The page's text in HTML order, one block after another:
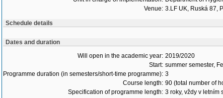
Venue: 3.LF UK, Ruská 87,
Schedule details
Dates and duration
Will open in the academic year: 2019/2020
Start: summer semester,
Programme duration (in semesters/short-time programme): 3
Course length: 90 (total number of
Specification of programme length: 3 roky, vždy v letním